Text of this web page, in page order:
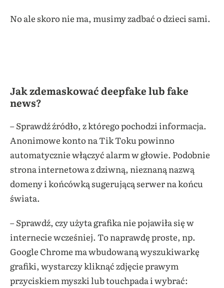
No ale skoro nie ma, musimy zadbać o dzieci sami.
Jak zdemaskować deepfake lub fake
news?
– Sprawdź źródło, z którego pochodzi informacja.
Anonimowe konto na Tik Toku powinno
automatycznie włączyć alarm w głowie. Podobnie
strona internetowa z dziwną, nieznaną nazwą
domeny i końcówką sugerującą serwer na końcu
świata.
– Sprawdź, czy użyta grafika nie pojawiła się w
internecie wcześniej. To naprawdę proste, np.
Google Chrome ma wbudowaną wyszukiwarkę
grafiki, wystarczy kliknąć zdjęcie prawym
przyciskiem myszki lub touchpada i wybrać: